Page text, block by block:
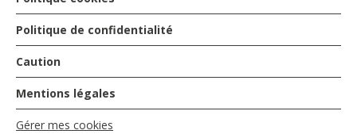
sur la fin mais quel plaisir quand on se retrouve à la villa
chaleureux. Idéalement située pour sillonner sur l'ile
VALLOT - mars 2015
Politique de confidentialité
Caution
Mentions légales
Gérer mes cookies